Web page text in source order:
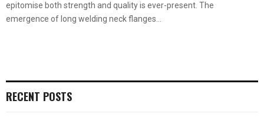
epitomise both strength and quality is ever-present. The
emergence of long welding neck flanges...
RECENT POSTS